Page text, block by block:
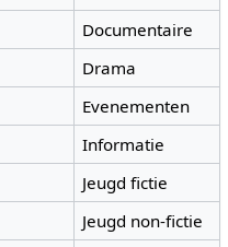
Documentaire
Drama
Evenementen
Informatie
Jeugd fictie
Jeugd non-fictie